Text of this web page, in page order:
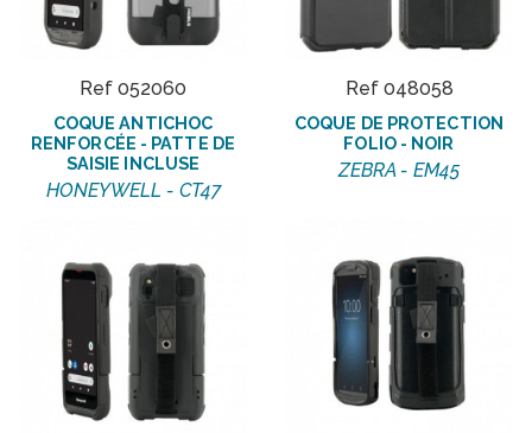
Ref 052060
COQUE ANTICHOC
RENFORCÉE - PATTE DE
SAISIE INCLUSE
HONEYWELL - CT47
Ref 048058
COQUE DE PROTECTION
FOLIO - NOIR
ZEBRA - EM45